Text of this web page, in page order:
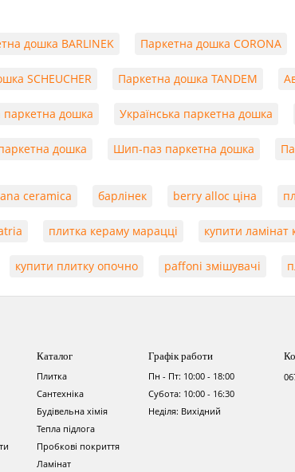
дошка BARLINEK Паркетна дошка CORONA
SCHEUCHER Паркетна дошка TANDEM
паркетна дошка Українська паркетна дошка
дошка Шип-паз паркетна дошка
ceramica барлінек berry alloc ціна
плитка кераму марацці купити ламінат
купити плитку опочно paffoni змішувачі
Каталог
Плитка
Сантехніка
Будівельна хімія
Тепла підлога
Пробкові покриття
Ламінат
Графік работи
Пн - Пт: 10:00 - 18:00
Субота: 10:00 - 16:30
Неділя: Вихідний